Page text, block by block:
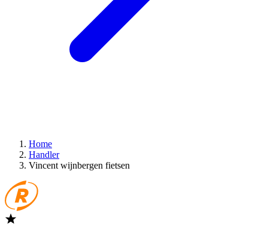
Home
Handler
Vincent wijnbergen fietsen